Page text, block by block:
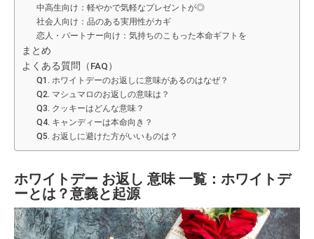
中高生向け：軽やかで気軽なプレゼントが◎
社会人向け：品のある実用性がカギ
恋人・パートナー向け：気持ちのこもった本命ギフトを
まとめ
よくある質問（FAQ）
Q1. ホワイトデーのお返しに意味があるのはなぜ？
Q2. マシュマロのお返しの意味は？
Q3. クッキーはどんな意味？
Q4. キャンディーは本命向き？
Q5. お返しに避けた方がいいものは？
ホワイトデー お返し 意味 一覧：ホワイトデ
ーとは？意義と起源